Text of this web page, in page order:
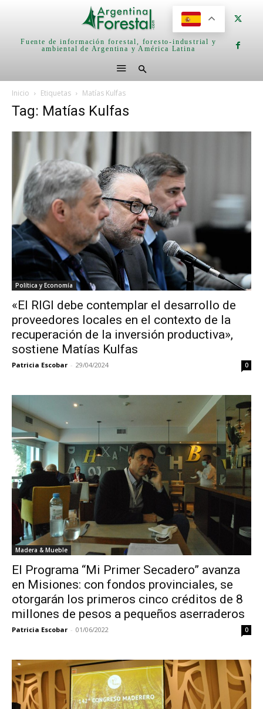
Fuente de información forestal, foresto-industrial y
ambiental de Argentina y América Latina
Inicio Etiquetas Matías Kulfas
Tag: Matías Kulfas
Política y Economía
«El RIGI debe contemplar el desarrollo de
proveedores locales en el contexto de la
recuperación de la inversión productiva»,
sostiene Matías Kulfas
Patricia Escobar - 29/04/2024 0
Madera & Mueble
El Programa “Mi Primer Secadero” avanza
en Misiones: con fondos provinciales, se
otorgarán los primeros cinco créditos de 8
millones de pesos a pequeños aserraderos
Patricia Escobar - 01/06/2022 0